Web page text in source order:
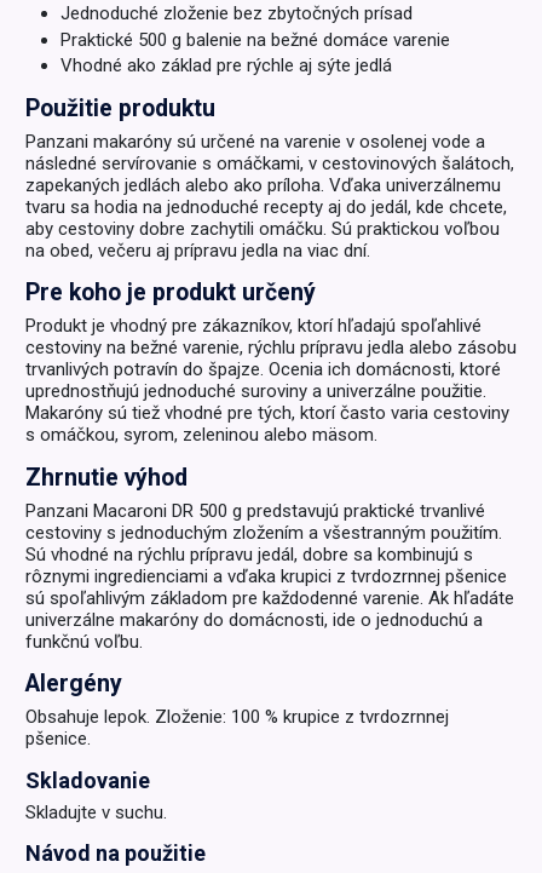
Jednoduché zloženie bez zbytočných prísad
Praktické 500 g balenie na bežné domáce varenie
Vhodné ako základ pre rýchle aj sýte jedlá
Použitie produktu
Panzani makaróny sú určené na varenie v osolenej vode a
následné servírovanie s omáčkami, v cestovinových šalátoch,
zapekaných jedlách alebo ako príloha. Vďaka univerzálnemu
tvaru sa hodia na jednoduché recepty aj do jedál, kde chcete,
aby cestoviny dobre zachytili omáčku. Sú praktickou voľbou
na obed, večeru aj prípravu jedla na viac dní.
Pre koho je produkt určený
Produkt je vhodný pre zákazníkov, ktorí hľadajú spoľahlivé
cestoviny na bežné varenie, rýchlu prípravu jedla alebo zásobu
trvanlivých potravín do špajze. Ocenia ich domácnosti, ktoré
uprednostňujú jednoduché suroviny a univerzálne použitie.
Makaróny sú tiež vhodné pre tých, ktorí často varia cestoviny
s omáčkou, syrom, zeleninou alebo mäsom.
Zhrnutie výhod
Panzani Macaroni DR 500 g predstavujú praktické trvanlivé
cestoviny s jednoduchým zložením a všestranným použitím.
Sú vhodné na rýchlu prípravu jedál, dobre sa kombinujú s
rôznymi ingredienciami a vďaka krupici z tvrdozrnnej pšenice
sú spoľahlivým základom pre každodenné varenie. Ak hľadáte
univerzálne makaróny do domácnosti, ide o jednoduchú a
funkčnú voľbu.
Alergény
Obsahuje lepok. Zloženie: 100 % krupice z tvrdozrnnej
pšenice.
Skladovanie
Skladujte v suchu.
Návod na použitie